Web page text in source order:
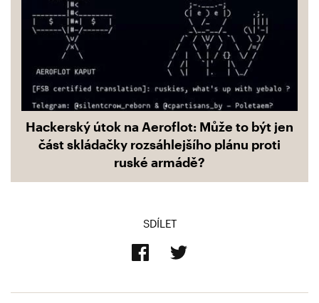
Hackerský útok na Aeroflot: Může to být jen
část skládačky rozsáhlejšího plánu proti
ruské armádě?
SDÍLET